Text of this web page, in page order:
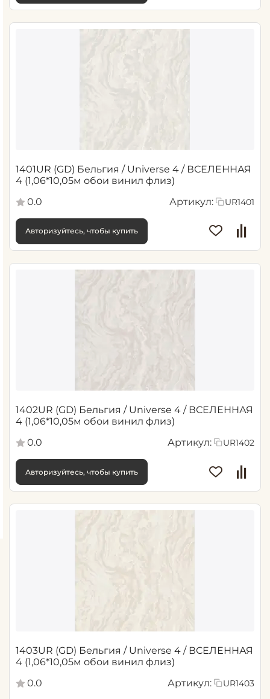
1401UR (GD) Бельгия / Universe 4 / ВСЕЛЕННАЯ
4 (1,06*10,05м обои винил флиз)
0.0
Артикул: UR1401
Авторизуйтесь, чтобы купить
1402UR (GD) Бельгия / Universe 4 / ВСЕЛЕННАЯ
4 (1,06*10,05м обои винил флиз)
0.0
Артикул: UR1402
Авторизуйтесь, чтобы купить
1403UR (GD) Бельгия / Universe 4 / ВСЕЛЕННАЯ
4 (1,06*10,05м обои винил флиз)
0.0
Артикул: UR1403